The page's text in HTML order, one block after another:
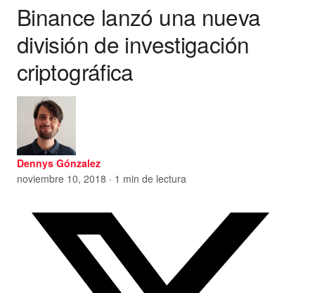
Binance lanzó una nueva
división de investigación
criptográfica
Dennys Gónzalez
noviembre 10, 2018 · 1 min de lectura